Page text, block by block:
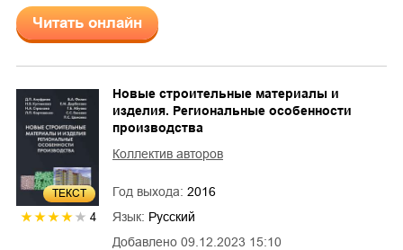
Читать онлайн
ТЕКСТ
4
Добавлено 09.12.2023 15:10
Новые строительные материалы и
изделия. Региональные особенности
производства
Коллектив авторов
Год выхода: 2016
Язык: Русский